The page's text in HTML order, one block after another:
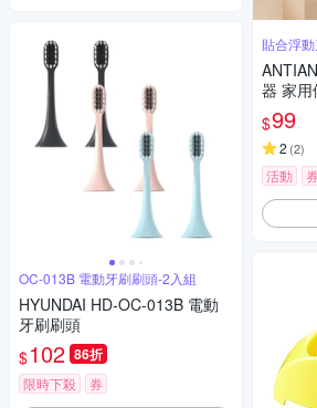
OC-013B 電動牙刷刷頭-2入組
HYUNDAI HD-OC-013B 電動
牙刷刷頭
$102 86折
限時下殺 券
貼合浮
器 家用
不傷衣
$99
2 (2)
活動 券